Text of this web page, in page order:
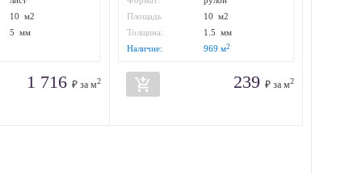
10 м2
5 мм
1 716 ₽ за м2
Площадь
упаковки:
10 м2
Толщина:
1.5 мм
Наличие:
969 м2
add_shopping_cart 239 ₽ за м2